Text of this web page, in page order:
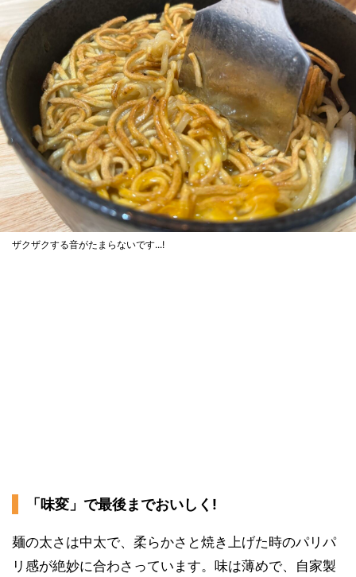
ザクザクする音がたまらないです...!
「味変」で最後までおいしく!
麺の太さは中太で、柔らかさと焼き上げた時のパリパ
リ感が絶妙に合わさっています。味は薄めで、自家製